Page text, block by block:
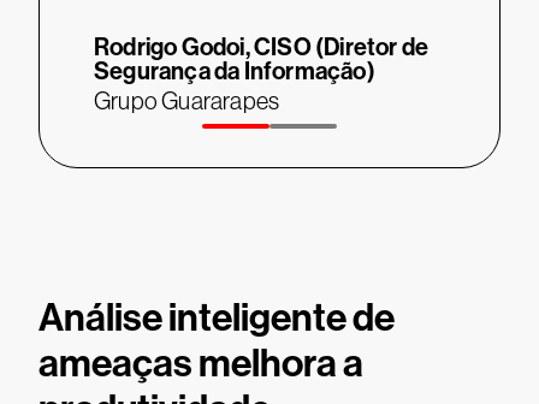
Rodrigo Godoi,CISO (Diretor de
Segurança da Informação)
Grupo Guararapes
Análise inteligente de
ameaças melhora a